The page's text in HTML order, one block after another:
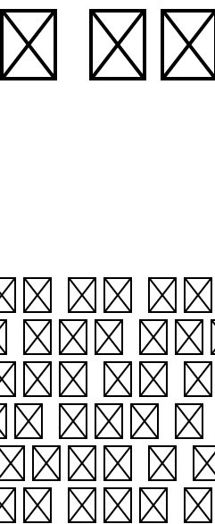
소
부담 등을
어도 자신
다. 어떤
그에게 큰
권자, 즉
이 있다.